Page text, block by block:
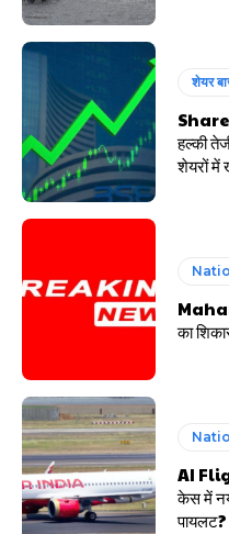
शेयर
हल्की
शेयरों में
का
AI
केस में
पायलट?